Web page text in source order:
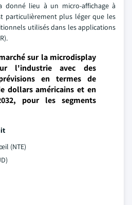
donné lieu à un micro-affichage à
particulièrement plus léger que les
utilisés dans les applications
sur la microdisplay
l'industrie avec des
en termes de
dollars américains et en
pour les segments
(NTE)